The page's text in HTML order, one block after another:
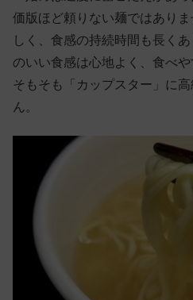
価版ほど頼りない麺ではあり
しく、食感の持続時間も長く
のいい食感は心地よく、食べや
そもそも「カップスター」に
ん。